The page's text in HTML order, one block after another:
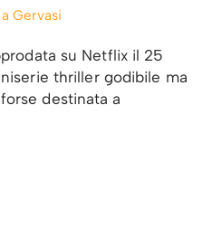
Gervasi
su Netflix il 25
thriller godibile ma
destinata a